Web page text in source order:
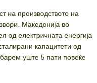
на производството на
Македонија во
од електричната енергија
капацитети од
уште 5 пати повеќе